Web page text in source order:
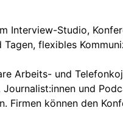
Interview-Studio,
flexibles
Arbeits- und
und
können den